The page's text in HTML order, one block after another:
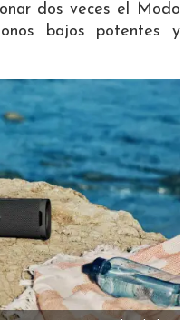
dos veces el Modo
bajos potentes y